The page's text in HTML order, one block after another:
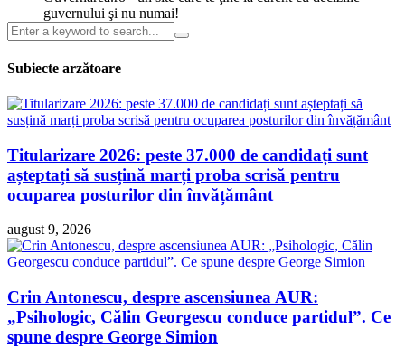
guvernului şi nu numai!
Subiecte arzătoare
Titularizare 2026: peste 37.000 de candidați sunt
așteptați să susțină marți proba scrisă pentru
ocuparea posturilor din învățământ
august 9, 2026
Crin Antonescu, despre ascensiunea AUR:
„Psihologic, Călin Georgescu conduce partidul”. Ce
spune despre George Simion